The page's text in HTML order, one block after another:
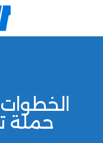
حملة